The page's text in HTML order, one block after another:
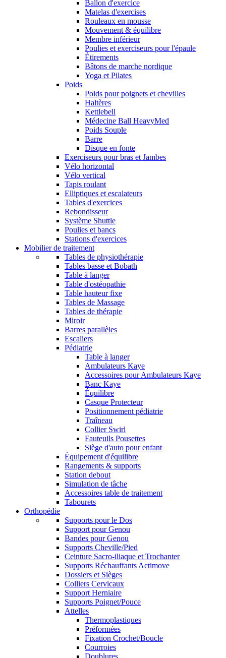
Ballon d'exercice
Matelas d'exercises
Rouleaux en mousse
Mouvement & équilibre
Membre inférieur
Poulies et exerciseurs pour l'épaule
Étirements
Bâtons de marche nordique
Yoga et Pilates
Poids
Poids pour poignets et chevilles
Haltères
Kettlebell
Médecine Ball HeavyMed
Poids Souple
Barre
Disque en fonte
Exerciseurs pour bras et Jambes
Vélo horizontal
Vélo vertical
Tapis roulant
Elliptiques et escalateurs
Tables d'exercices
Rebondisseur
Système Shuttle
Poulies et bancs
Stations d'exercices
Mobilier de traitement
Tables de physiothérapie
Tables basse et Bobath
Table à langer
Table d'ostéopathie
Table hauteur fixe
Tables de Massage
Tables de thérapie
Miroir
Barres parallèles
Escaliers
Pédiatrie
Table à langer
Ambulateurs Kaye
Accessoires pour Ambulateurs Kaye
Banc Kaye
Équilibre
Casque Protecteur
Positionnement pédiatrie
Traîneau
Collier Swirl
Fauteuils Pousettes
Siège d'auto pour enfant
Équipement d'équilibre
Rangements & supports
Station debout
Simulation de tâche
Accessoires table de traitement
Tabourets
Orthopédie
Supports pour le Dos
Support pour Genou
Bandes pour Genou
Supports Cheville/Pied
Ceinture Sacro-iliaque et Trochanter
Supports Réchauffants Actimove
Dossiers et Sièges
Colliers Cervicaux
Support Herniaire
Supports Poignet/Pouce
Attelles
Thermoplastiques
Préformées
Fixation Crochet/Boucle
Courroies